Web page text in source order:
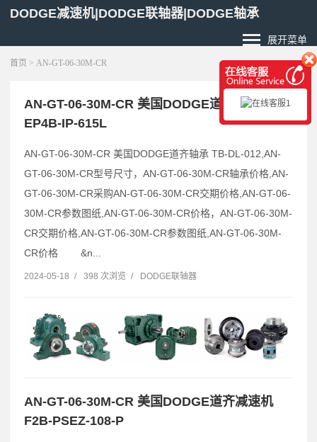
DODGE减速机|DODGE联轴器|DODGE轴承
展开菜单
首页 > AN-GT-06-30M-CR
AN-GT-06-30M-CR 美国DODGE道齐轴承
EP4B-IP-615L
AN-GT-06-30M-CR 美国DODGE道齐轴承 TB-DL-012,AN-
GT-06-30M-CR型号尺寸，AN-GT-06-30M-CR轴承价格,AN-
GT-06-30M-CR采购AN-GT-06-30M-CR交期价格,AN-GT-06-
30M-CR参数图纸,AN-GT-06-30M-CR价格，AN-GT-06-30M-
CR交期价格,AN-GT-06-30M-CR参数图纸,AN-GT-06-30M-
CR价格 &n...
2024-05-18 / 398 次浏览 / DODGE联轴器
AN-GT-06-30M-CR 美国DODGE道齐减速机
F2B-PSEZ-108-P